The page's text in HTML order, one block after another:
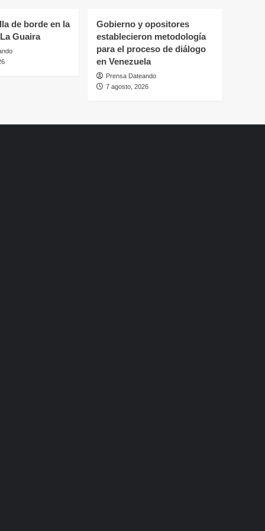
de borde en la
Guaira
Gobierno y opositores
establecieron metodología
para el proceso de diálogo
en Venezuela
Prensa Dateando
7 agosto, 2026